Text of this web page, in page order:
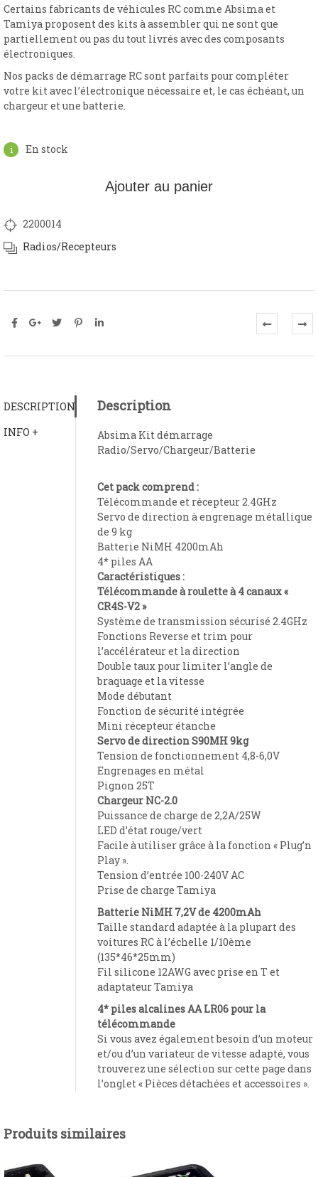
Certains fabricants de véhicules RC comme Absima et
Tamiya proposent des kits à assembler qui ne sont que
partiellement ou pas du tout livrés avec des composants
électroniques.
Nos packs de démarrage RC sont parfaits pour compléter
votre kit avec l’électronique nécessaire et, le cas échéant, un
chargeur et une batterie.
En stock
Ajouter au panier
2200014
Radios/Recepteurs
DESCRIPTION
INFO +
Description
Absima Kit démarrage
Radio/Servo/Chargeur/Batterie
Cet pack comprend :
Télécommande et récepteur 2.4GHz
Servo de direction à engrenage métallique
de 9 kg
Batterie NiMH 4200mAh
4* piles AA
Caractéristiques :
Télécommande à roulette à 4 canaux «
CR4S-V2 »
Système de transmission sécurisé 2.4GHz
Fonctions Reverse et trim pour
l’accélérateur et la direction
Double taux pour limiter l’angle de
braquage et la vitesse
Mode débutant
Fonction de sécurité intégrée
Mini récepteur étanche
Servo de direction S90MH 9kg
Tension de fonctionnement 4,8-6,0V
Engrenages en métal
Pignon 25T
Chargeur NC-2.0
Puissance de charge de 2,2A/25W
LED d’état rouge/vert
Facile à utiliser grâce à la fonction « Plug’n
Play ».
Tension d’entrée 100-240V AC
Prise de charge Tamiya
Batterie NiMH 7,2V de 4200mAh
Taille standard adaptée à la plupart des
voitures RC à l’échelle 1/10ème
(135*46*25mm)
Fil silicone 12AWG avec prise en T et
adaptateur Tamiya
4* piles alcalines AA LR06 pour la
télécommande
Si vous avez également besoin d’un moteur
et/ou d’un variateur de vitesse adapté, vous
trouverez une sélection sur cette page dans
l’onglet « Pièces détachées et accessoires ».
Produits similaires